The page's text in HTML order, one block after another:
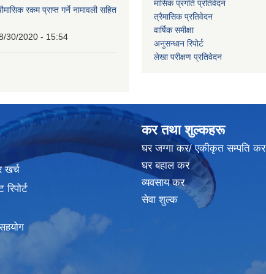
रकम प्राप्त गर्ने नामावली सहित
30/2020 - 15:54
मासिक प्रगति प्रतिवेदन
त्रैमासिक प्रतिवेदन
वार्षिक समीक्षा
अनुसन्धान रिपोर्ट
लेखा परीक्षण प्रतिवेदन
खर्च
कर तथा शुल्कहरू
घर जग्गा कर/ एकीकृत सम्पति कर
घर बहाल कर
व्यवसाय कर
सेवा शुल्क